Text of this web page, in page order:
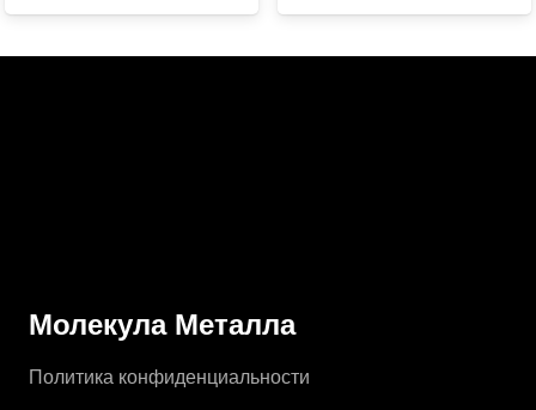
Молекула Металла
Политика конфиденциальности